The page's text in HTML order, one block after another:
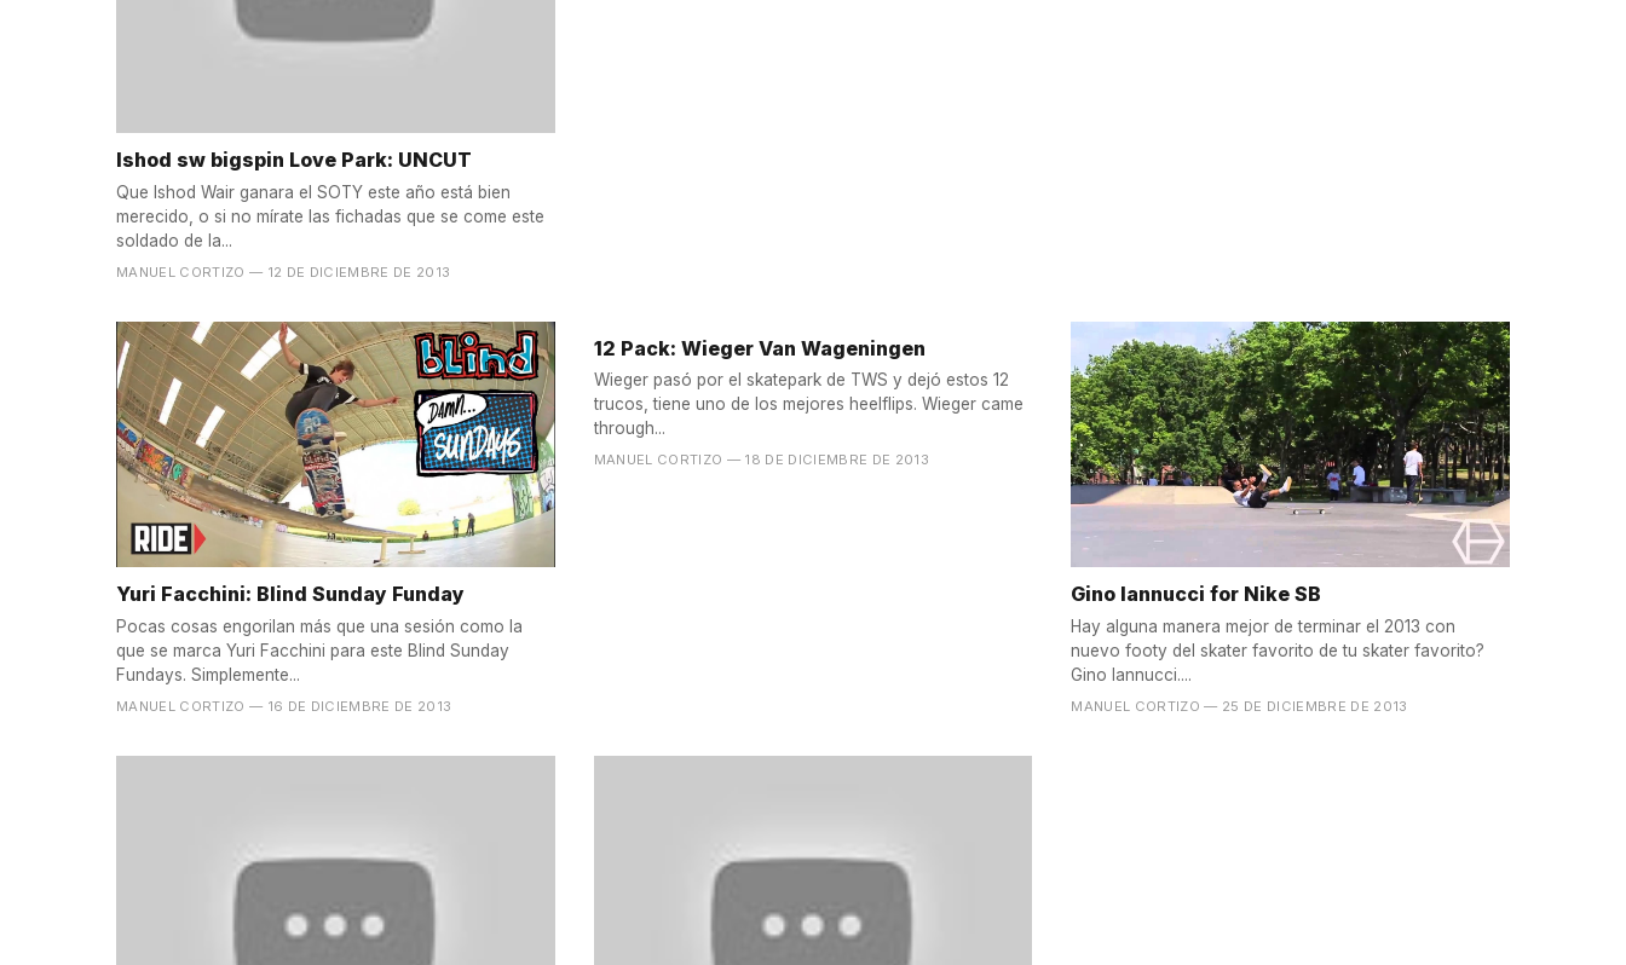
Ishod sw bigspin Love Park: UNCUT
Que Ishod Wair ganara el SOTY este año está bien
merecido, o si no mírate las fichadas que se come este
soldado de la...
MANUEL CORTIZO — 12 DE DICIEMBRE DE 2013
Yuri Facchini: Blind Sunday Funday
Pocas cosas engorilan más que una sesión como la
que se marca Yuri Facchini para este Blind Sunday
Fundays. Simplemente...
MANUEL CORTIZO — 16 DE DICIEMBRE DE 2013
12 Pack: Wieger Van Wageningen
Wieger pasó por el skatepark de TWS y dejó estos 12
trucos, tiene uno de los mejores heelflips. Wieger came
through...
MANUEL CORTIZO — 18 DE DICIEMBRE DE 2013
Gino Iannucci for Nike SB
Hay alguna manera mejor de terminar el 2013 con
nuevo footy del skater favorito de tu skater favorito?
Gino Iannucci....
MANUEL CORTIZO — 25 DE DICIEMBRE DE 2013